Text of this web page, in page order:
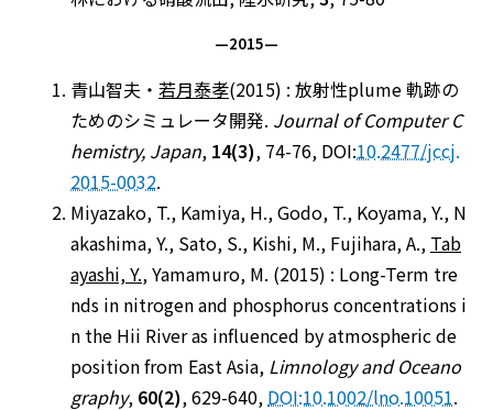
—2015—
青山智夫・ 若月泰孝(2015) : 放射性plume 軌跡の
ためのシミュレータ開発. Journal of Computer C
hemistry, Japan, 14(3), 74-76, DOI:10.2477/jccj.
2015-0032.
Miyazako, T., Kamiya, H., Godo, T., Koyama, Y., N
akashima, Y., Sato, S., Kishi, M., Fujihara, A., Tab
ayashi, Y., Yamamuro, M. (2015) : Long-Term tre
nds in nitrogen and phosphorus concentrations i
n the Hii River as influenced by atmospheric de
position from East Asia, Limnology and Oceano
graphy, 60(2), 629-640, DOI:10.1002/lno.10051.